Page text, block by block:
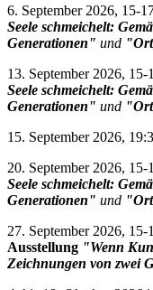
6. September 2026, 15-
Seele schmeichelt:
Generationen" und
13. September 2026, 15-
Seele schmeichelt:
Generationen" und
15. September 2026,
20. September 2026, 15-
Seele schmeichelt:
Generationen" und
27. September 2026, 15-
Ausstellung "Wenn
Zeichnungen von zwei